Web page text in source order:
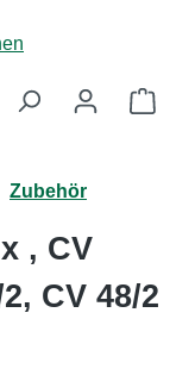
Zubehör
, CV
CV 48/2